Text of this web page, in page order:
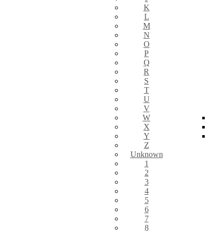
K
L
M
N
O
P
Q
R
S
T
U
V
W
X
Y
Z
Unknown
1
2
3
4
5
6
7
8